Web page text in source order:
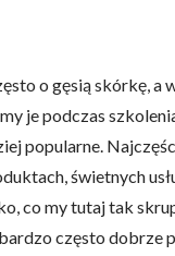
o gęsią skórkę,
je podczas
popularne.
świetnych
co my tutaj tak
często dobrze